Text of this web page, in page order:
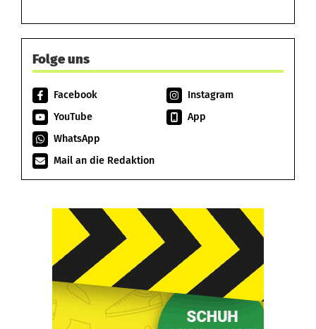
Folge uns
Facebook
Instagram
YouTube
App
WhatsApp
Mail an die Redaktion